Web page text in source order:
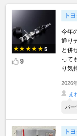
5
9
ト
今年
通り
と併
って
り気
2026
ま
パー
ト